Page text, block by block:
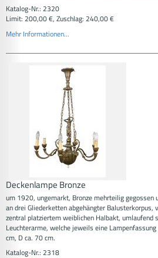
Katalog-Nr.: 2320
Limit: 200,00 €, Zuschlag: 240,00 €
Mehr Informationen...
Deckenlampe Bronze
um 1920, ungemarkt, Bronze mehrteilig gegossen
an drei Gliederketten abgehängter Balusterkorpus,
zentral platziertem weiblichen Halbakt, umlaufend
Leuchterarme, welche jeweils eine
cm, D ca. 70 cm.
Katalog-Nr.: 2318